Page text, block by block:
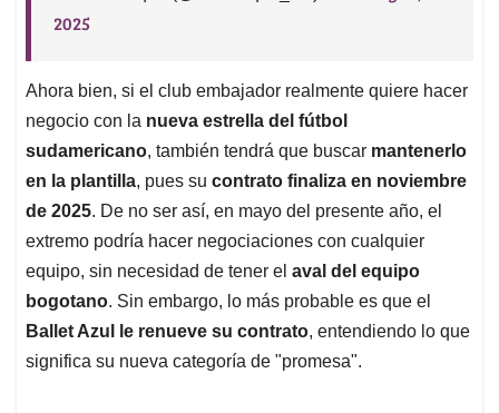
2025
Ahora bien, si el club embajador realmente quiere hacer
negocio con la nueva estrella del fútbol
sudamericano, también tendrá que buscar mantenerlo
en la plantilla, pues su contrato finaliza en noviembre
de 2025. De no ser así, en mayo del presente año, el
extremo podría hacer negociaciones con cualquier
equipo, sin necesidad de tener el aval del equipo
bogotano. Sin embargo, lo más probable es que el
Ballet Azul le renueve su contrato, entendiendo lo que
significa su nueva categoría de "promesa".